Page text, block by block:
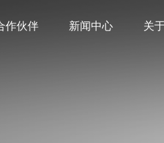
作伙伴 新闻中心 关